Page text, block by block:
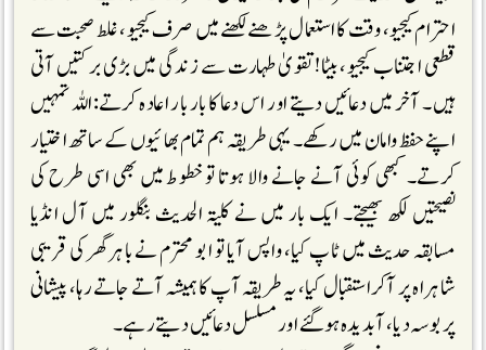
احترام کیجیو، وقت کا استعمال پڑھنے لکھنے میں صرف کیجیو، غلط صحبت سے
قطعی اجتناب کیجیو، بیٹا!تقویٰ طہارت سے زندگی میں بڑی برکتیں آتی
ہیں۔ آخر میں دعائیں دیتے اور اس دعا کا بار بار اعادہ کرتے:اللہ تمہیں
اپنے حفظ وامان میں رکھے۔ یہی طریقہ ہم تمام بھائیوں کے ساتھ اختیار
کرتے۔ کبھی کوئی آنے جانے والا ہوتا تو خطوط میں بھی اسی طرح کی
نصیحتیں لکھ بھیجتے۔ ایک بار میں نے کلیۃ الحدیث بنگلور میں آل انڈیا
مسابقہ حدیث میں ٹاپ کیا، واپس آیا تو ابو محترم نے باہر گھر کی قریبی
شاہراہ پر آکراستقبال کیا، یہ طریقہ آپ کا ہمیشہ آتے جاتے رہا، پیشانی
پر بوسہ دیا، آبدیدہ ہوگئے اور مسلسل دعائیں دیتے رہے۔